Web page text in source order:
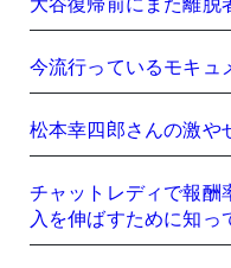
今流行っているモキュ
松本幸四郎さんの激や
チャットレディで報酬
入を伸ばすために知っ